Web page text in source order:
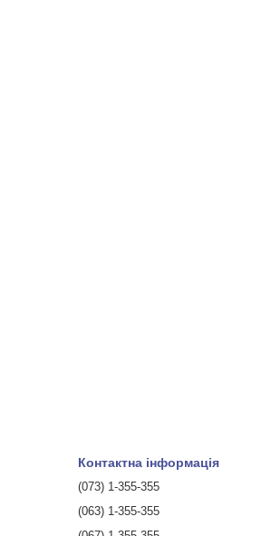
Контактна інформація
(073) 1-355-355
(063) 1-355-355